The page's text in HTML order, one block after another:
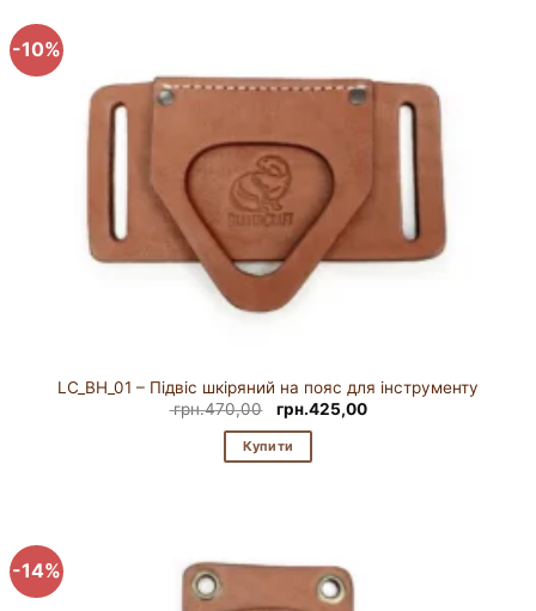
-10%
LC_BH_01 – Підвіс шкіряний на пояс для інструменту
грн.470,00
Оригінальна
ціна:
грн.470,00.
грн.425,00Поточна
Купити
-14%